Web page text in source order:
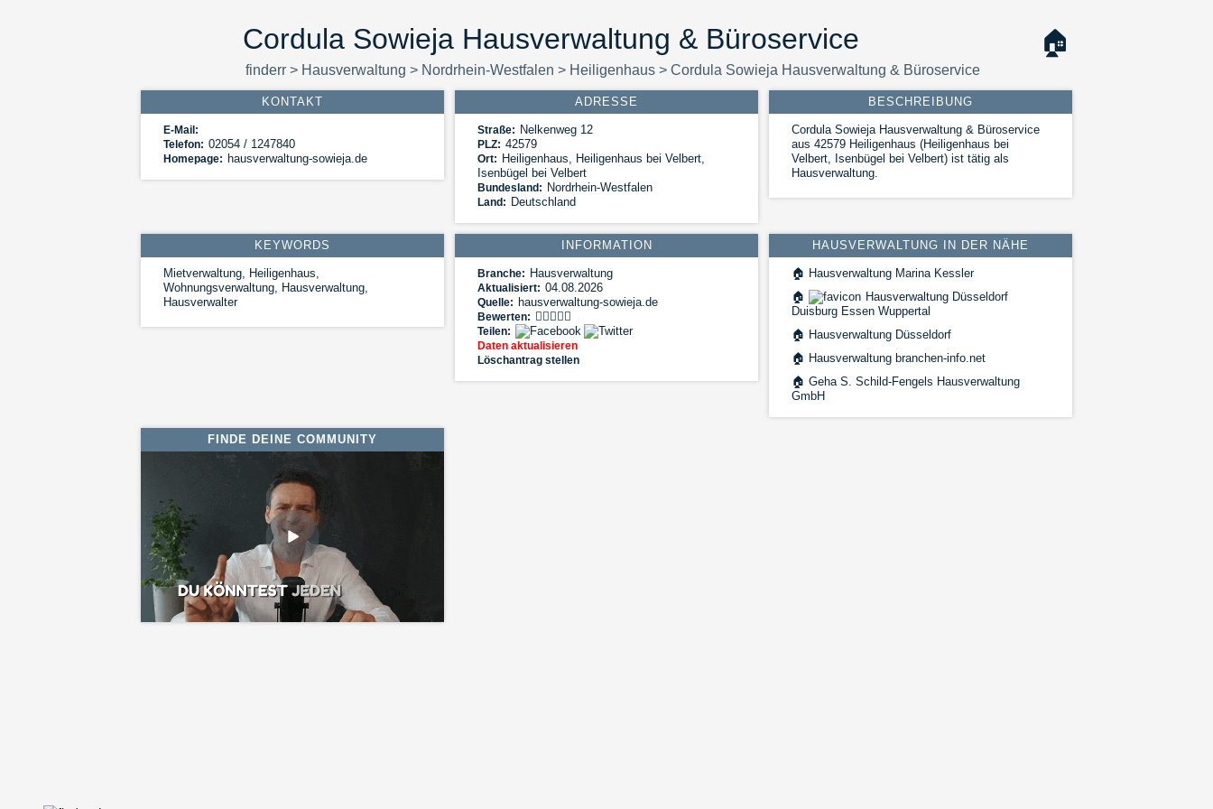
Cordula Sowieja Hausverwaltung & Büroservice 🏠
finderr> Hausverwaltung > Nordrhein-Westfalen > Heiligenhaus> Cordula Sowieja Hausverwaltung & Büroservice
KONTAKT
E-Mail:
Telefon: 02054 / 1247840
Homepage: hausverwaltung-sowieja.de
ADRESSE
Straße: Nelkenweg 12
PLZ: 42579
Ort: Heiligenhaus, Heiligenhaus bei Velbert,
Isenbügel bei Velbert
Bundesland: Nordrhein-Westfalen
Land: Deutschland
BESCHREIBUNG
Cordula Sowieja Hausverwaltung & Büroservice
aus 42579 Heiligenhaus (Heiligenhaus bei
Velbert, Isenbügel bei Velbert) ist tätig als
Hausverwaltung.
KEYWORDS
Mietverwaltung, Heiligenhaus,
Wohnungsverwaltung, Hausverwaltung,
Hausverwalter
INFORMATION
Branche: Hausverwaltung
Aktualisiert: 04.08.2026
Quelle: hausverwaltung-sowieja.de
Bewerten:
Teilen:
Daten aktualisieren
Löschantrag stellen
HAUSVERWALTUNG IN DER NÄHE
🏠 Hausverwaltung Marina Kessler
🏠
Hausverwaltung Düsseldorf
Duisburg Essen Wuppertal
🏠 Hausverwaltung Düsseldorf
🏠 Hausverwaltung branchen-info.net
🏠 Geha S. Schild-Fengels Hausverwaltung
GmbH
FINDE DEINE COMMUNITY